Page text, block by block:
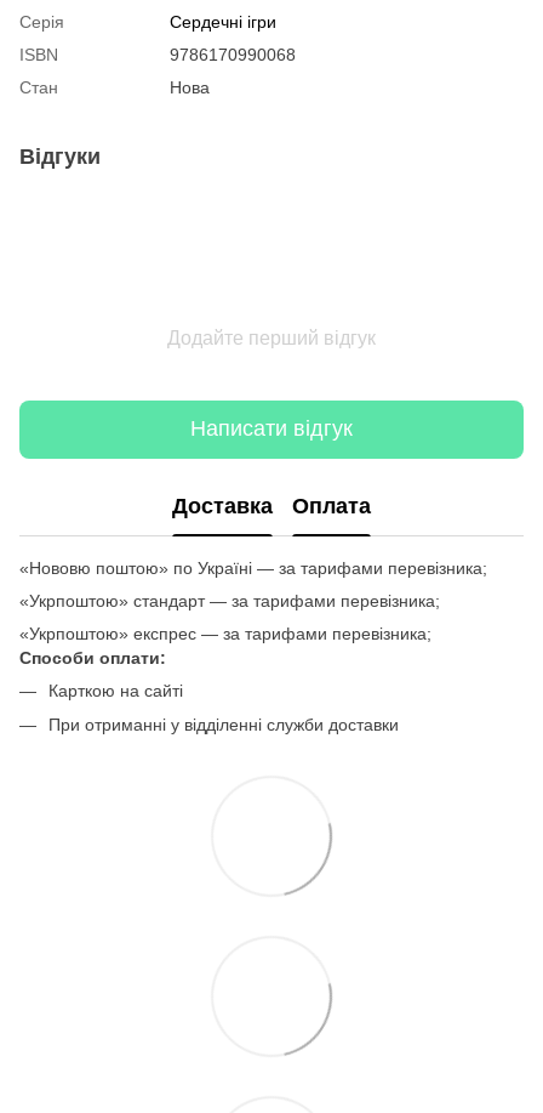
Серія
Сердечні ігри
ISBN
9786170990068
Стан
Нова
Відгуки
Додайте перший відгук
Написати відгук
Доставка Оплата
«Нововю поштою» по Україні — за тарифами перевізника;
«Укрпоштою» стандарт — за тарифами перевізника;
«Укрпоштою» експрес — за тарифами перевізника;
Способи оплати:
Карткою на сайті
При отриманні у відділенні служби доставки